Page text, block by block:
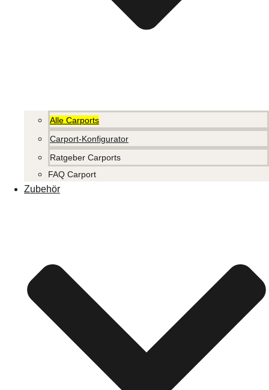
Alle Carports
Carport-Konfigurator
Ratgeber Carports
FAQ Carport
Zubehör